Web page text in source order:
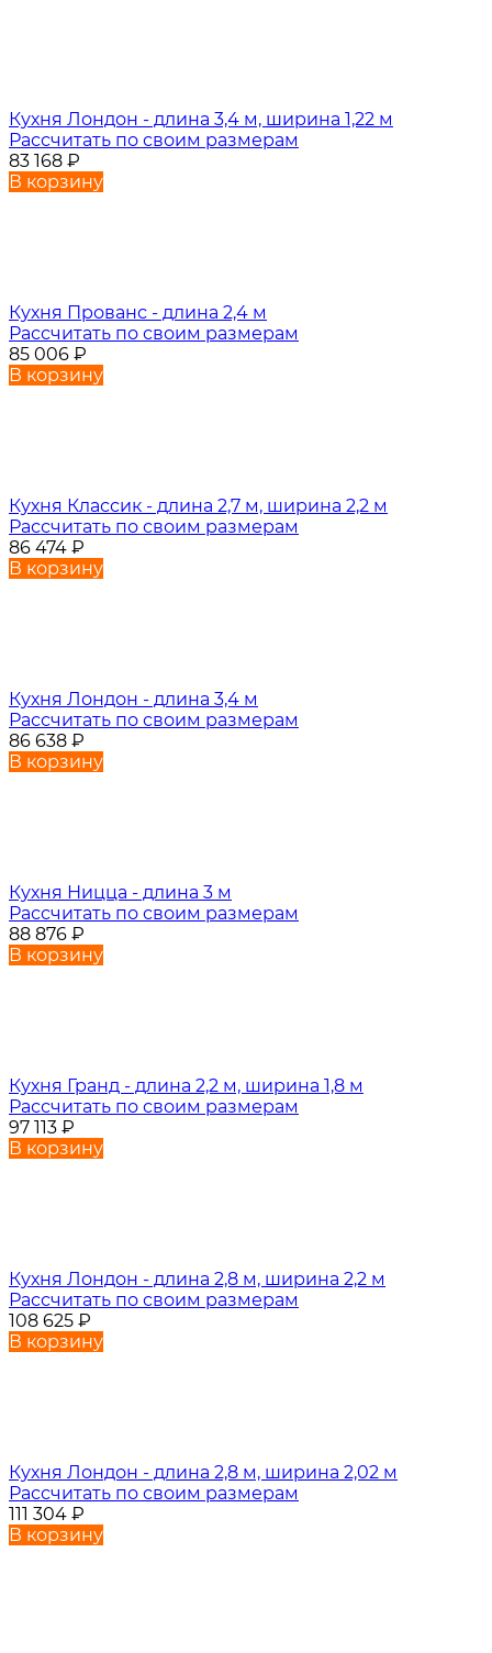
Кухня Лондон - длина 3,4 м, ширина 1,22 м
Рассчитать по своим размерам
83 168 ₽
В корзину
Кухня Прованс - длина 2,4 м
Рассчитать по своим размерам
85 006 ₽
В корзину
Кухня Классик - длина 2,7 м, ширина 2,2 м
Рассчитать по своим размерам
86 474 ₽
В корзину
Кухня Лондон - длина 3,4 м
Рассчитать по своим размерам
86 638 ₽
В корзину
Кухня Ницца - длина 3 м
Рассчитать по своим размерам
88 876 ₽
В корзину
Кухня Гранд - длина 2,2 м, ширина 1,8 м
Рассчитать по своим размерам
97 113 ₽
В корзину
Кухня Лондон - длина 2,8 м, ширина 2,2 м
Рассчитать по своим размерам
108 625 ₽
В корзину
Кухня Лондон - длина 2,8 м, ширина 2,02 м
Рассчитать по своим размерам
111 304 ₽
В корзину